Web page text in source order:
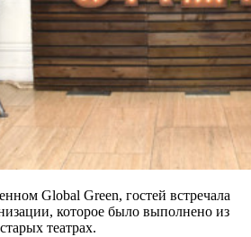
Global Green, гостей встречала
которое было выполнено из
театрах.